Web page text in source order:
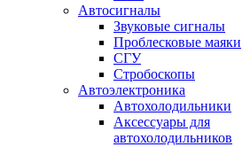
Автосигналы
Звуковые сигналы
Проблесковые маяки
СГУ
Стробоскопы
Автоэлектроника
Автохолодильники
Аксессуары для
автохолодильников